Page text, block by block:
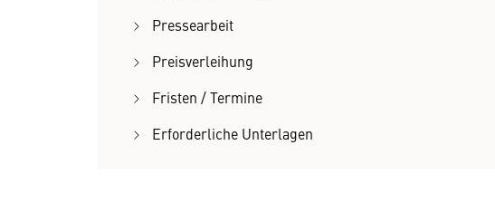
Pressearbeit
Preisverleihung
Fristen / Termine
Erforderliche Unterlagen